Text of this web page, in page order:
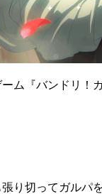
ム『バンドリ！
り切ってガルパ